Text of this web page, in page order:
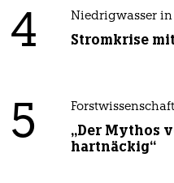
4 Niedrigwasser
Stromkrise
5
„Der Mythos
hartnäckig“